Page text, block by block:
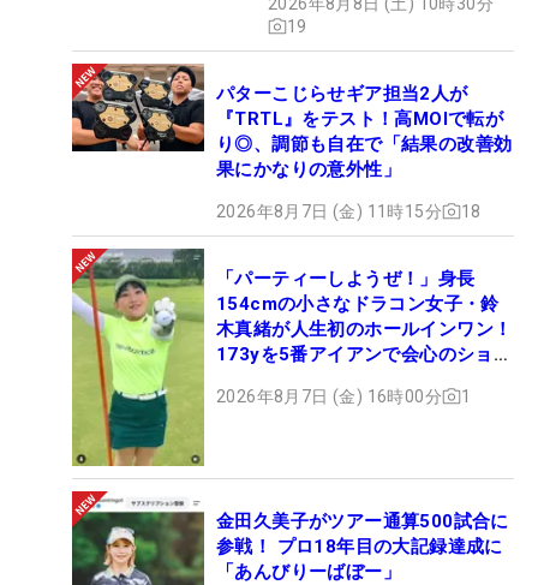
19
パターこじらせギア担当2人が
『TRTL』をテスト！高MOIで転が
り◎、調節も自在で「結果の改善効
果にかなりの意外性」
2026年8月7日 (金) 11時15分 18
「パーティーしようぜ！」身長
154cmの小さなドラコン女子・鈴
木真緒が人生初のホールインワン！
173yを5番アイアンで会心のショッ
2026年8月7日 (金) 16時00分 1
金田久美子がツアー通算500試合に
参戦！ プロ18年目の大記録達成に
「あんびりーばぼー」